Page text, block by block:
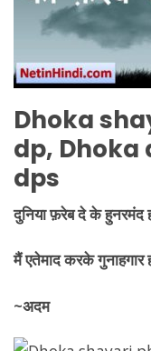
Dhoka
dp, Dhoka
dps
दुनिया फ़रेब दे के हुनरमंद
मैं एतेमाद करके गुनाहगार
~अदम